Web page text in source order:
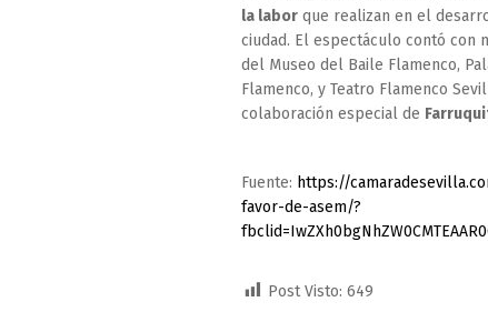
la labor que realizan en el
ciudad. El espectáculo contó con
del Museo del Baile Flamenco,
Flamenco, y Teatro Flamenco
colaboración especial de
Fuente: https://
favor-de-asem/?
Post Visto: 649